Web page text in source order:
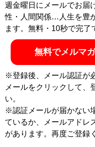
週金曜日にメールでお届
性・人間関係…人生を豊
ます。無料・10秒で完了
無料でメルマ
※登録後、メール認証が
メールをクリックして、
い。
※認証メールが届かない
ているか、メールアドレ
があります。再度ご登録